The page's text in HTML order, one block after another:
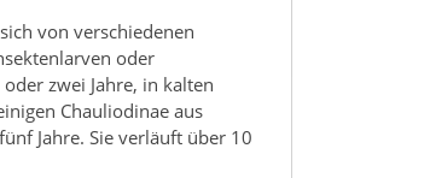
von verschiedenen
oder
zwei Jahre, in kalten
Chauliodinae aus
Jahre. Sie verläuft über 10